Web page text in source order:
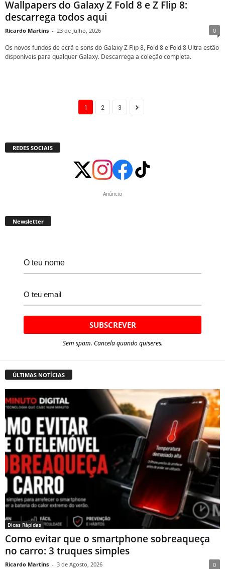
Wallpapers do Galaxy Z Fold 8 e Z Flip 8:
descarrega todos aqui
Ricardo Martins - 23 de Julho, 2026 0
Os novos fundos de ecrã e sons do Galaxy Z Flip 8, Fold 8 e Fold 8 Ultra estão
disponíveis para qualquer Galaxy. Descarrega a coleção completa.
1 2 3
REDES SOCIAIS
Anúncio
Newsletter
Sem spam. Cancela quando quiseres.
ÚLTIMAS NOTÍCIAS
Dicas Rápidas
Como evitar que o smartphone sobreaqueça
no carro: 3 truques simples
Ricardo Martins - 3 de Agosto, 2026 0